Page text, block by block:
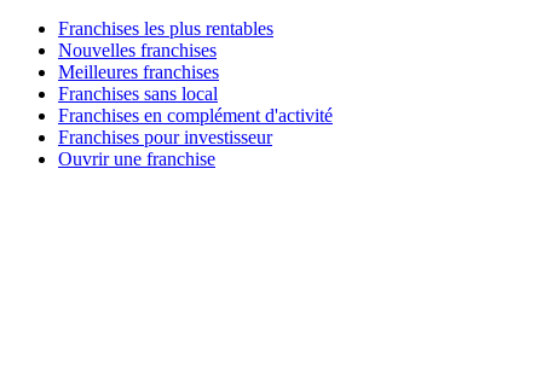
Franchises les plus rentables
Nouvelles franchises
Meilleures franchises
Franchises sans local
Franchises en complément d'activité
Franchises pour investisseur
Ouvrir une franchise